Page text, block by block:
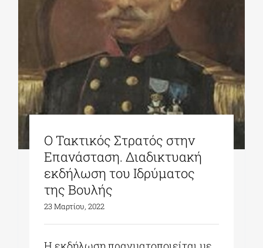
ΕΚΠΑΙΔΕΥΤΙΚΑ ΙΔΡΥΜΑΤΑ
ΠΟΛΙΤΙΣΤΙΚΟΙ ΦΟΡΕΙΣ
ΧΩΡΟΙ ΤΕΧΝΗΣ
Ο Τακτικός Στρατός στην
Επανάσταση. Διαδικτυακή
εκδήλωση του Ιδρύματος
της Βουλής
23 Μαρτίου, 2022